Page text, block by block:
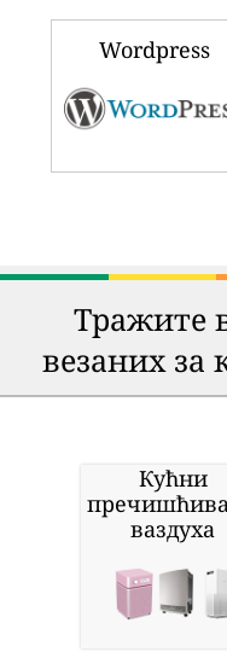
Wordpress
Тражите
везаних за
Кућни
ваздуха